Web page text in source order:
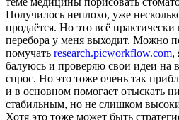
Получилось неплохо, уже
продаётся. Но это всё
перебора у меня выходит. Можно
помучать research.picworkflow.com,
балуюсь и проверяю свои идеи на
спрос. Но это тоже очень так
и в основном помогает отыскать
стабильным, но не слишком
Хотя это тоже может быть